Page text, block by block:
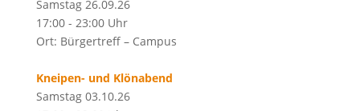
Samstag 26.09.26
17:00 - 23:00 Uhr
Ort: Bürgertreff – Campus
Kneipen- und Klönabend
Samstag 03.10.26